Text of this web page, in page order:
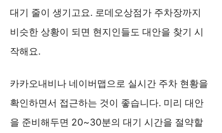
대기 줄이 생기고요. 로데오상점가 주차장까지
비슷한 상황이 되면 현지인들도 대안을 찾기 시
작해요.
카카오내비나 네이버맵으로 실시간 주차 현황을
확인하면서 접근하는 것이 좋습니다. 미리 대안
을 준비해두면 20~30분의 대기 시간을 절약할